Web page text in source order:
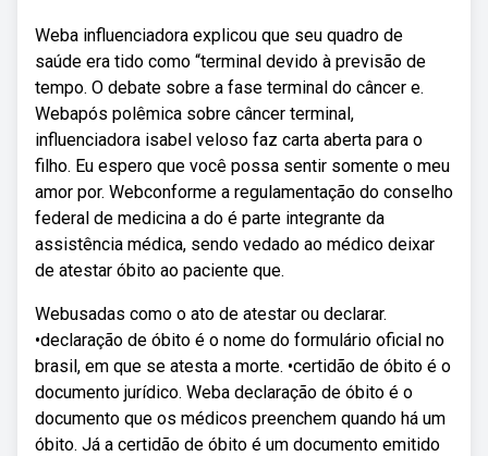
Weba influenciadora explicou que seu quadro de
saúde era tido como “terminal devido à previsão de
tempo. O debate sobre a fase terminal do câncer e.
Webapós polêmica sobre câncer terminal,
influenciadora isabel veloso faz carta aberta para o
filho. Eu espero que você possa sentir somente o meu
amor por. Webconforme a regulamentação do conselho
federal de medicina a do é parte integrante da
assistência médica, sendo vedado ao médico deixar
de atestar óbito ao paciente que.
Webusadas como o ato de atestar ou declarar.
•declaração de óbito é o nome do formulário oficial no
brasil, em que se atesta a morte. •certidão de óbito é o
documento jurídico. Weba declaração de óbito é o
documento que os médicos preenchem quando há um
óbito. Já a certidão de óbito é um documento emitido